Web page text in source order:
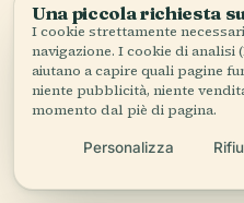
Una piccola richiesta
I cookie strettamente
navigazione. I cookie di
aiutano a capire quali pagine
niente pubblicità, niente
momento dal piè di pagina.
Personalizza